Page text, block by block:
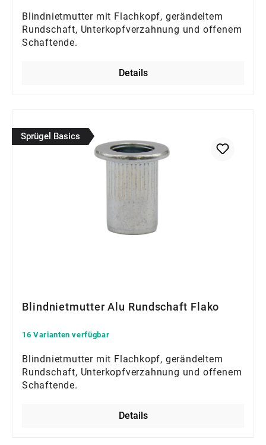
Blindnietmutter mit Flachkopf, gerändeltem
Rundschaft, Unterkopfverzahnung und offenem
Schaftende.
Details
Sprügel Basics
Blindnietmutter Alu Rundschaft Flako
16 Varianten verfügbar
Blindnietmutter mit Flachkopf, gerändeltem
Rundschaft, Unterkopfverzahnung und offenem
Schaftende.
Details